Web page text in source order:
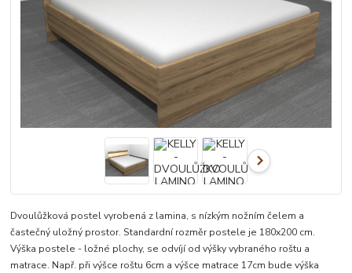
Dvoulůžková postel vyrobená z lamina, s nízkým nožním čelem a
častečný uložný prostor. Standardní rozměr postele je 180x200 cm.
Výška postele - ložné plochy, se odvíjí od výšky vybraného roštu a
matrace. Např. při výšce roštu 6cm a výšce matrace 17cm bude výška